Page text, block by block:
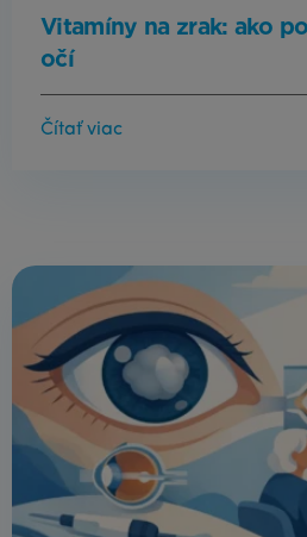
Vitamíny na zrak: ako
očí
Čítať viac